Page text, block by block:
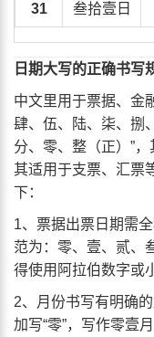
31 叁拾壹日
日期大写的正确书写
中文里用于票据、金
肆、伍、陆、柒、捌
分、零、整（正）”
其适用于支票、汇票
下：
1、票据出票日期需
范为：零、壹、贰、
得使用阿拉伯数字或
2、月份书写有明确
加写“零”，写作零壹